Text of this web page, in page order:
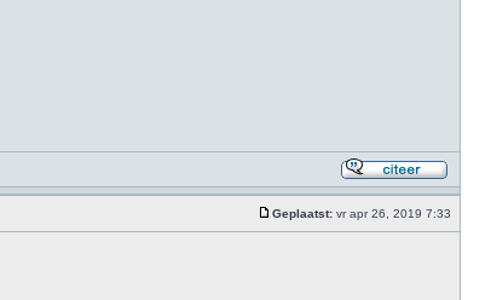
Geplaatst: vr apr 26, 2019 7:33